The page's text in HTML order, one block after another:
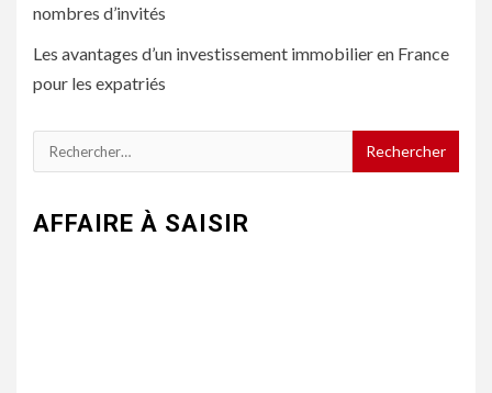
nombres d’invités
Les avantages d’un investissement immobilier en France
pour les expatriés
Rechercher :
AFFAIRE À SAISIR